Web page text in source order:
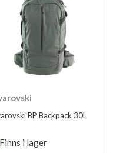
BP Backpack 30L
Finns i lager